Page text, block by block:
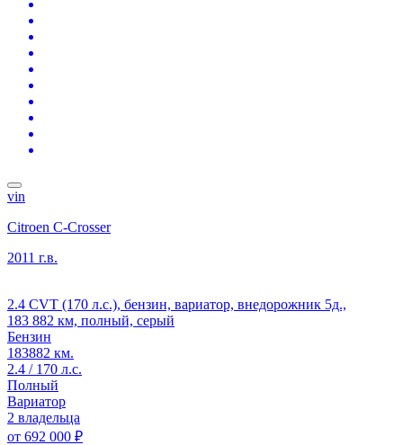
vin
Citroen C-Crosser
2011 г.в.
2.4 CVT (170 л.с.), бензин, вариатор, внедорожник 5д.,
183 882 км, полный, серый
Бензин
183882 км.
2.4 / 170 л.с.
Полный
Вариатор
2 владельца
от 692 000 ₽